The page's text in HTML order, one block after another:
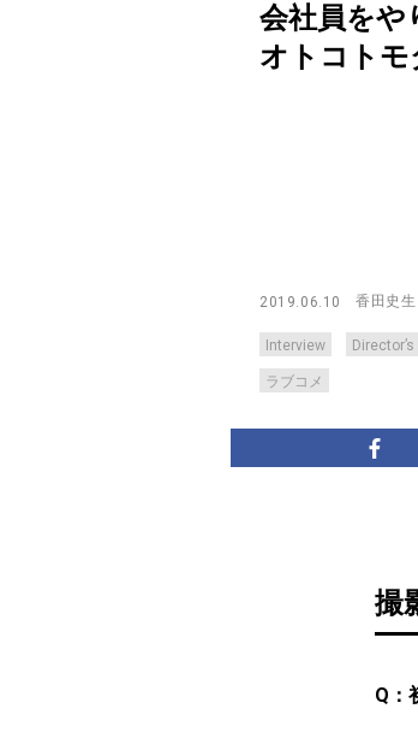
会社員をや
オトコトモ
2019.06.10 香田史生
Interview
ラブコメ
撮
Q：